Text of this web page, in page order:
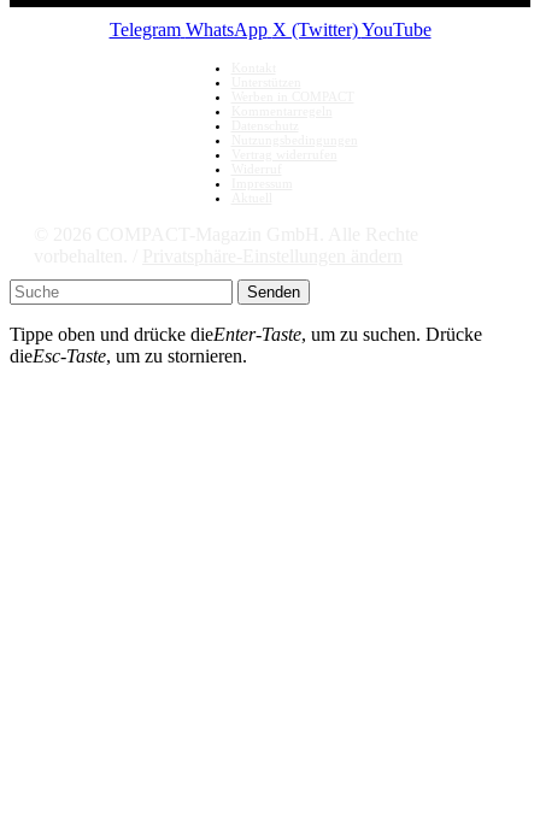
Telegram WhatsApp X (Twitter) YouTube
Senden
Tippe oben und drücke dieEnter-Taste, um zu suchen. Drücke
dieEsc-Taste, um zu stornieren.